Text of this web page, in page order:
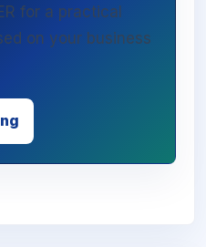
for a practical
on your business